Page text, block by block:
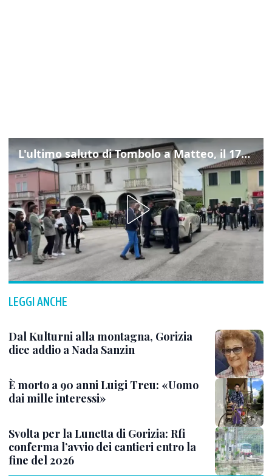
L'ultimo saluto di Tombolo a Matteo, il 17enne morto di tumore. Il video
LEGGI ANCHE
Dal Kulturni alla montagna, Gorizia
dice addio a Nada Sanzin
È morto a 90 anni Luigi Treu: «Uomo
dai mille interessi»
Svolta per la Lunetta di Gorizia: Rfi
conferma l’avvio dei cantieri entro la
fine del 2026